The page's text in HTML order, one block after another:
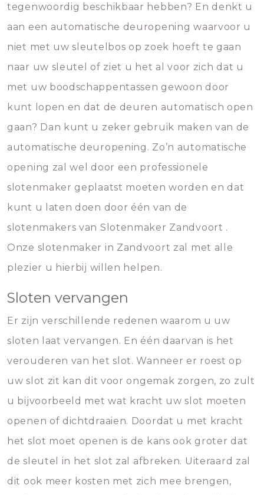
tegenwoordig beschikbaar hebben? En denkt u
aan een automatische deuropening waarvoor u
niet met uw sleutelbos op zoek hoeft te gaan
naar uw sleutel of ziet u het al voor zich dat u
met uw boodschappentassen gewoon door
kunt lopen en dat de deuren automatisch open
gaan? Dan kunt u zeker gebruik maken van de
automatische deuropening. Zo’n automatische
opening zal wel door een professionele
slotenmaker geplaatst moeten worden en dat
kunt u laten doen door één van de
slotenmakers van Slotenmaker Zandvoort .
Onze slotenmaker in Zandvoort zal met alle
plezier u hierbij willen helpen.
Sloten vervangen
Er zijn verschillende redenen waarom u uw
sloten laat vervangen. En één daarvan is het
verouderen van het slot. Wanneer er roest op
uw slot zit kan dit voor ongemak zorgen, zo zult
u bijvoorbeeld met wat kracht uw slot moeten
openen of dichtdraaien. Doordat u met kracht
het slot moet openen is de kans ook groter dat
de sleutel in het slot zal afbreken. Uiteraard zal
dit ook meer kosten met zich mee brengen,